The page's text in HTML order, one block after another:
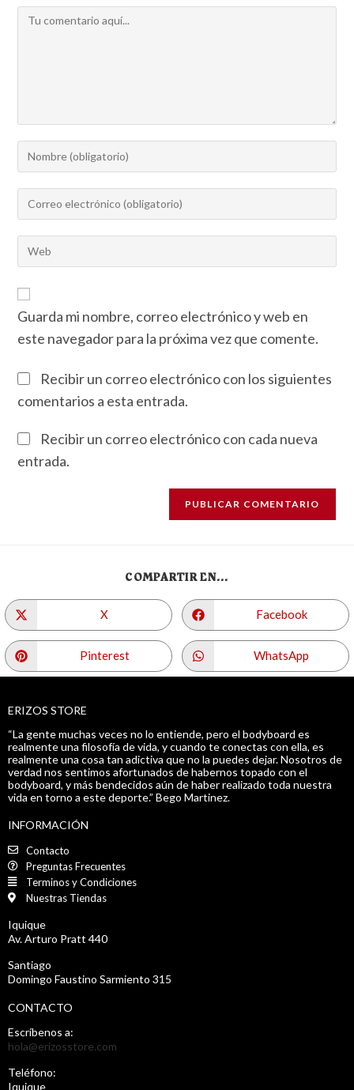
Guarda mi nombre, correo electrónico y web en
este navegador para la próxima vez que comente.
Recibir un correo electrónico con los siguientes
comentarios a esta entrada.
Recibir un correo electrónico con cada nueva
entrada.
COMPARTIR EN...
X Facebook
Pinterest WhatsApp
ERIZOS STORE
“La gente muchas veces no lo entiende, pero el bodyboard es
realmente una filosofía de vida, y cuando te conectas con ella, es
realmente una cosa tan adictiva que no la puedes dejar. Nosotros de
verdad nos sentimos afortunados de habernos topado con el
bodyboard, y más bendecidos aún de haber realizado toda nuestra
vida en torno a este deporte.” Bego Martinez.
INFORMACIÓN
Contacto
Preguntas Frecuentes
Terminos y Condiciones
Nuestras Tiendas
Iquique
Av. Arturo Pratt 440
Santiago
Domingo Faustino Sarmiento 315
CONTACTO
Escríbenos a:
hola@erizosstore.com
Teléfono:
Iquique